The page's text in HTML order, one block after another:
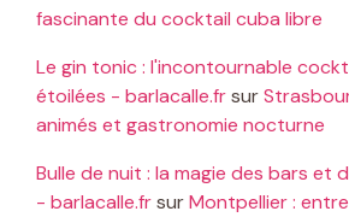
fascinante du cocktail cuba libre
Le gin tonic : l'incontournable
étoilées - barlacalle.frsur
animés et gastronomie nocturne
Bulle de nuit : la magie des bars et
- barlacalle.frsurMontpellier :